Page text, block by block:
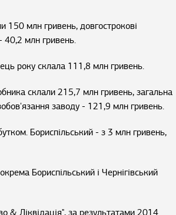
150 млн гривень, довгострокові
40,2 млн гривень.
року склала 111,8 млн гривень.
склали 215,7 млн гривень, загальна
заводу - 121,9 млн гривень.
Бориспільський - з 3 млн гривень,
Бориспільський і Чернігівський
& Ліквідація", за результатами 2014